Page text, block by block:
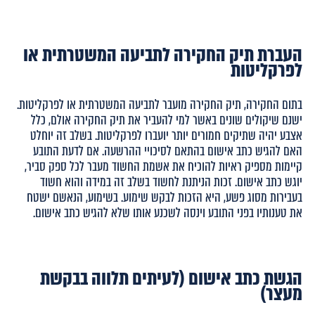
העברת תיק החקירה לתביעה המשטרתית או
לפרקליטות
בתום החקירה, תיק החקירה מועבר לתביעה המשטרתית או לפרקליטות.
ישנם שיקולים שונים באשר למי להעביר את תיק החקירה אולם, כלל
אצבע יהיה שתיקים חמורים יותר יועברו לפרקליטות. בשלב זה יוחלט
האם להגיש כתב אישום בהתאם לסיכויי ההרשעה. אם לדעת התובע
קיימות מספיק ראיות להוכיח את אשמת החשוד מעבר לכל ספק סביר,
יוגש כתב אישום. זכות הניתנת לחשוד בשלב זה במידה והוא חשוד
בעבירות מסוג פשע, היא הזכות לבקש שימוע. בשימוע, הנאשם ישטח
את טענותיו בפני התובע וינסה לשכנע אותו שלא להגיש כתב אישום.
הגשת כתב אישום (לעיתים תלווה בבקשת
מעצר)